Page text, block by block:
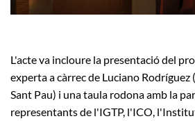
L'acte va incloure la presentació del
experta a càrrec de Luciano
Sant Pau) i una taula rodona amb la
representants de l'IGTP, l'ICO,